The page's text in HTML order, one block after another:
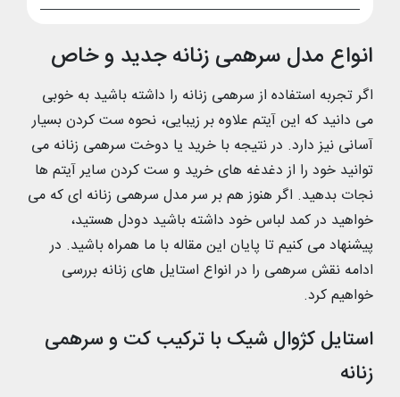
انواع مدل سرهمی زنانه جدید و خاص
اگر تجربه استفاده از سرهمی زنانه را داشته باشید به خوبی
می دانید که این آیتم علاوه بر زیبایی، نحوه ست کردن بسیار
آسانی نیز دارد. در نتیجه با خرید یا دوخت سرهمی زنانه می
توانید خود را از دغدغه های خرید و ست کردن سایر آیتم ها
نجات بدهید. اگر هنوز هم بر سر مدل سرهمی زنانه ای که می
خواهید در کمد لباس خود داشته باشید دودل هستید،
پیشنهاد می کنیم تا پایان این مقاله با ما همراه باشید. در
ادامه نقش سرهمی را در انواع استایل های زنانه بررسی
خواهیم کرد.
استایل کژوال شیک با ترکیب کت و سرهمی
زنانه